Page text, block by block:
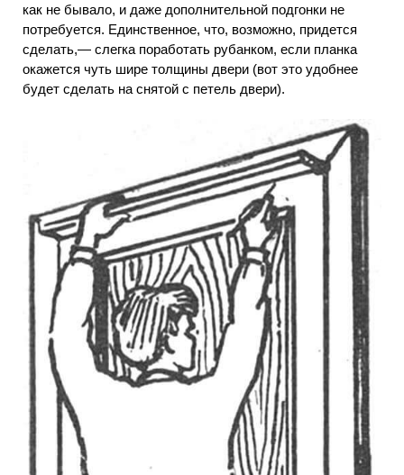
как не бывало, и даже дополнительной подгонки не
потребуется. Единственное, что, возможно, придется
сделать,— слегка поработать рубанком, если планка
окажется чуть шире толщины двери (вот это удобнее
будет сделать на снятой с петель двери).